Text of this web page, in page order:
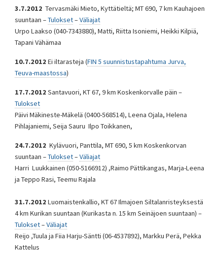
3.7.2012 Tervasmäki Mieto, Kyttätieltä; MT 690, 7 km Kauhajoen
suuntaan –Tulokset–Väliajat
Urpo Laakso (040-7343880), Matti, Riitta Isoniemi, Heikki Kilpiä,
Tapani Vähämaa
10.7.2012 Ei iltarasteja (FIN 5 suunnistustapahtuma Jurva,
Teuva-maastossa)
17.7.2012 Santavuori, KT 67, 9 km Koskenkorvalle päin –
Tulokset
Päivi Mäkineste-Mäkelä (0400-568514), Leena Ojala, Helena
Pihlajaniemi, Seija Sauru Ilpo Toikkanen,
24.7.2012 Kylävuori, Panttila, MT 690, 5 km Koskenkorvan
suuntaan –Tulokset–Väliajat
Harri Luukkainen (050-5166912) ,Raimo Pättikangas, Marja-Leena
ja Teppo Rasi, Teemu Rajala
31.7.2012 Luomaistenkallio, KT 67 Ilmajoen Siltalanristeyksestä
4 km Kurikan suuntaan (Kurikasta n. 15 km Seinäjoen suuntaan) –
Tulokset–Väliajat
Reijo ,Tuula ja Fiia Harju-Säntti (06-4537892), Markku Perä, Pekka
Kattelus